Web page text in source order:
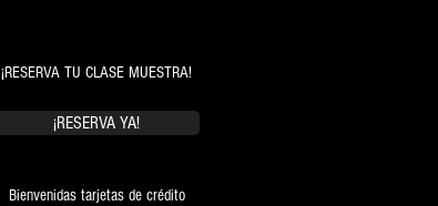
¡RESERVA TU CLASE MUESTRA!
¡RESERVA YA!
Bienvenidas tarjetas de crédito